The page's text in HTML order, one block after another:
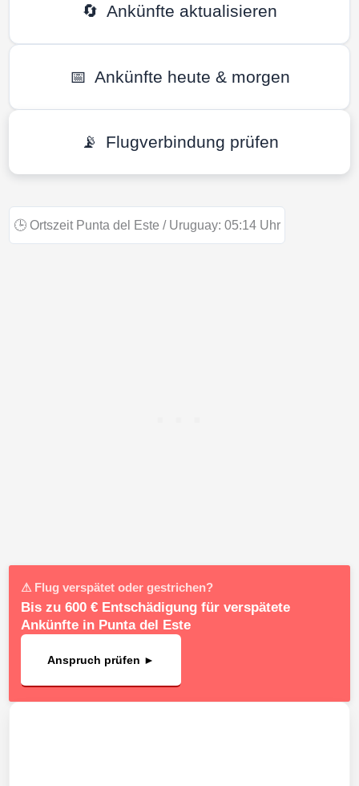
🔄 Ankünfte aktualisieren
📅 Ankünfte heute & morgen
📡 Flugverbindung prüfen
🕒 Ortszeit Punta del Este / Uruguay: 05:14 Uhr
⚠ Flug verspätet oder gestrichen?
Bis zu 600 € Entschädigung für verspätete
Ankünfte in Punta del Este
Anspruch prüfen ►